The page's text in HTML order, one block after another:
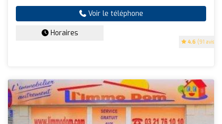
4.6 (91 avis)
Voir le téléphone
Horaires